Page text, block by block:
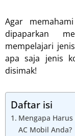
Agar
dipaparkan
mempelajari
apa saja jenis
disimak!
Daftar isi
Mengapa
AC Mobil Anda?